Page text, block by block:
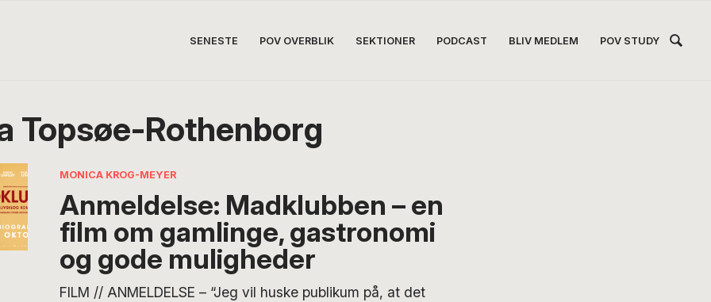
SENESTE POV OVERBLIK SEKTIONER PODCAST BLIV MEDLEM POV STUDY
Topsøe-Rothenborg
MONICA KROG-MEYER
Anmeldelse: Madklubben – en
film om gamlinge, gastronomi
og gode muligheder
FILM // ANMELDELSE – “Jeg vil huske publikum på, at det